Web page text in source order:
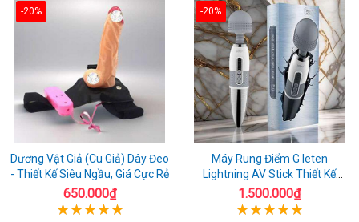
-20%
Dương Vật Giả (Cu Giả) Dây Đeo
- Thiết Kế Siêu Ngầu, Giá Cực Rẻ
650.000₫
-20%
Máy Rung Điểm G leten
Lightning AV Stick Thiết Kế
Thông Minh
1.500.000₫